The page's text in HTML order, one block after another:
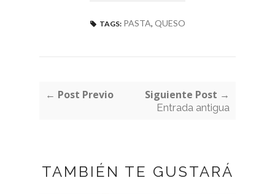
TAGS: PASTA, QUESO
← Post Previo Siguiente Post →
Entrada antigua
TAMBIÉN TE GUSTARÁ